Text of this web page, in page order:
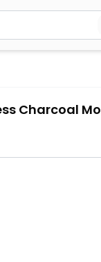
arasında
Charcoal